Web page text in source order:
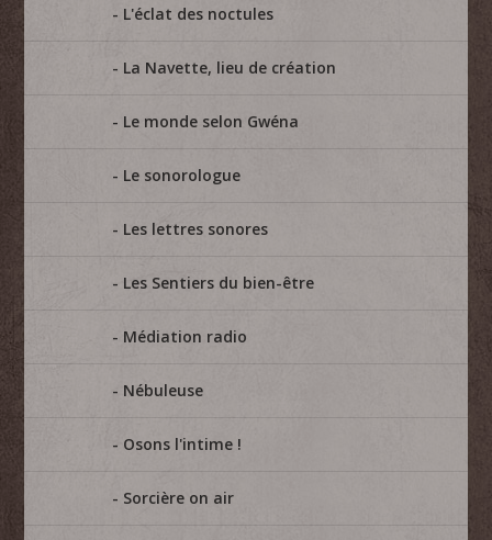
L'éclat des noctules
La Navette, lieu de création
Le monde selon Gwéna
Le sonorologue
Les lettres sonores
Les Sentiers du bien-être
Médiation radio
Nébuleuse
Osons l'intime !
Sorcière on air